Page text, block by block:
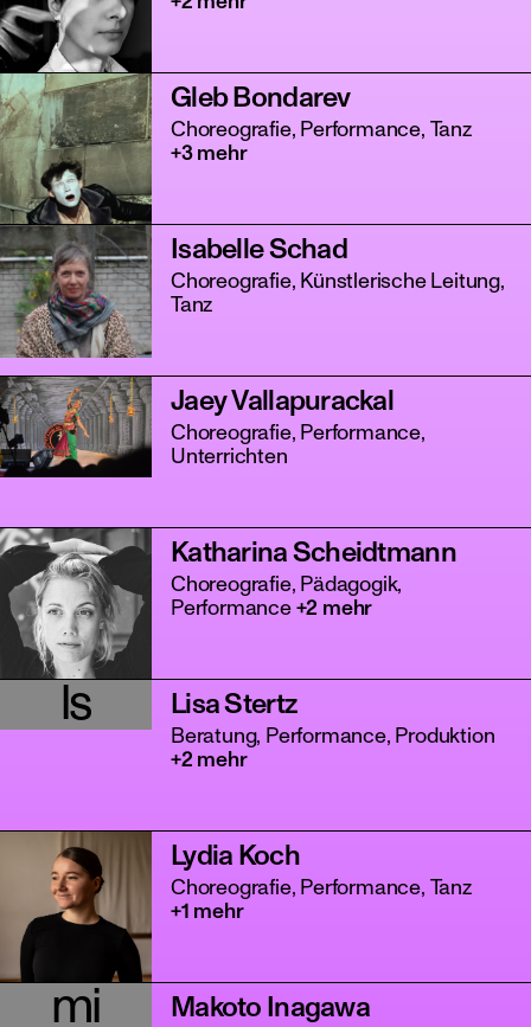
Gleb Bondarev
Choreografie, Performance, Tanz
+3 mehr
Isabelle Schad
Choreografie, Künstlerische Leitung,
Tanz
Jaey Vallapurackal
Choreografie, Performance,
Unterrichten
Katharina Scheidtmann
Choreografie, Pädagogik,
Performance+2 mehr
ls Lisa Stertz
Beratung, Performance, Produktion
+2 mehr
Lydia Koch
Choreografie, Performance, Tanz
+1 mehr
mi Makoto Inagawa
tanz